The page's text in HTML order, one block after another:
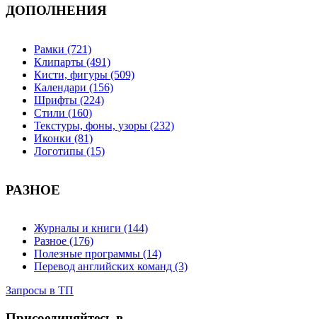
ДОПОЛНЕНИЯ
Рамки (721)
Клипарты (491)
Кисти, фигуры (509)
Календари (156)
Шрифты (224)
Стили (160)
Текстуры, фоны, узоры (232)
Иконки (81)
Логотипы (15)
РАЗНОЕ
Журналы и книги (144)
Разное (176)
Полезные программы (14)
Перевод английских команд (3)
Запросы в ТП